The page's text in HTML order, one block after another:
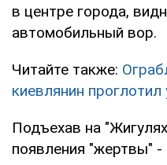
в центре города,
автомобильный вор.
Читайте также:
киевлянин
Подъехав на
появления "жертвы"